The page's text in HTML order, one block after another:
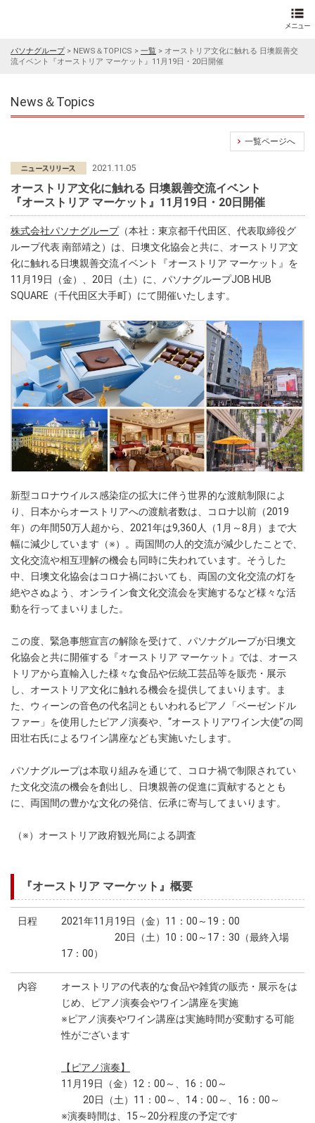
パソナグループ> NEWS＆TOPICS > 一覧 > オーストリア文化に触れる 日墺親善交
流イベント『オーストリア マーケット』11月19日・20日開催
News＆Topics
一覧ページへ
2021.11.05
オーストリア文化に触れる 日墺親善交流イベント
『オーストリア マーケット』11月19日・20日開催
株式会社パソナグループ（本社：東京都千代田区、代表取締役グ
ループ代表 南部靖之）は、日墺文化協会と共に、オーストリア文
化に触れる日墺親善交流イベント『オーストリア マーケット』を
11月19日（金）、20日（土）に、パソナグループJOB HUB
SQUARE（千代田区大手町）にて開催いたします。
新型コロナウイルス感染症の拡大に伴う世界的な渡航制限によ
り、日本からオーストリアへの渡航者数は、コロナ以前（2019
年）の年間50万人超から、2021年は9,360人（1月～8月）まで大
幅に減少しています（※）。両国間の人的交流が減少したことで、
文化交流や相互理解の機会も同時に失われています。そうした
中、日墺文化協会はコロナ禍においても、両国の文化交流の灯を
絶やさぬよう、オンライン食文化交流会を実施するなど様々な活
動を行ってまいりました。
この度、緊急事態宣言の解除を受けて、パソナグループが日墺文
化協会と共に開催する『オーストリア マーケット』では、オース
トリアから直輸入した様々な食品や伝統工芸品等を販売・展示
し、オーストリア文化に触れる機会を提供してまいります。ま
た、ウィーンの音色の代名詞ともいわれるピアノ「ベーゼンドル
ファー」を使用したピアノ演奏や、“オーストリアワイン大使”の岡
田壮右氏によるワイン講座なども実施いたします。
パソナグループは本取り組みを通じて、コロナ禍で制限されてい
た文化交流の機会を創出し、日墺親善の促進に貢献するととも
に、両国間の豊かな文化の発信、伝承に寄与してまいります。
（※）オーストリア政府観光局による調査
『オーストリア マーケット』概要
日程
2021年11月19日（金）11：00～19：00
20日（土）10：00～17：30（最終入場
17：00）
内容
オーストリアの代表的な食品や雑貨の販売・展示をは
じめ、ピアノ演奏会やワイン講座を実施
※ピアノ演奏やワイン講座は実施時間が変動する可能
性がございます
【ピアノ演奏】
11月19日（金）12：00～、16：00～
20日（土）11：00～、14：00～、16：00～
※演奏時間は、15～20分程度の予定です